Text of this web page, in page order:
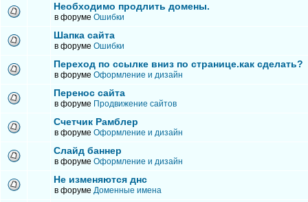
Необходимо продлить домены.
в форуме Ошибки
Шапка сайта
в форуме Ошибки
Переход по ссылке вниз по странице.как сделать?
в форуме Оформление и дизайн
Перенос сайта
в форуме Продвижение сайтов
Счетчик Рамблер
в форуме Оформление и дизайн
Слайд баннер
в форуме Оформление и дизайн
Не изменяются днс
в форуме Доменные имена